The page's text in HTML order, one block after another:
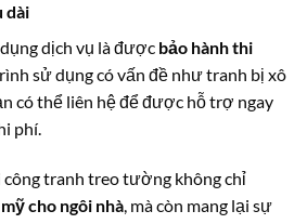
dài
dịch vụ là được bảo hành thi
sử dụng có vấn đề như tranh bị xô
có thể liên hệ để được hỗ trợ ngay
phí.
công tranh treo tường không chỉ
cho ngôi nhà, mà còn mang lại sự